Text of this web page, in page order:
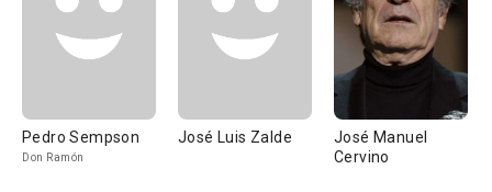
Pedro Sempson
Don Ramón
José Luis Zalde
José Manuel
Cervino